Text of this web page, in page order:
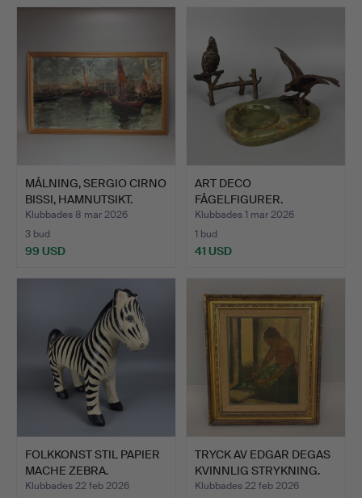
MÅLNING, SERGIO CIRNO
BISSI, HAMNUTSIKT.
Klubbades 8 mar 2026
3 bud
99 USD
ART DECO
FÅGELFIGURER.
Klubbades 1 mar 2026
1 bud
41 USD
FOLKKONST STIL PAPIER
MACHE ZEBRA.
Klubbades 22 feb 2026
TRYCK AV EDGAR DEGAS
KVINNLIG STRYKNING.
Klubbades 22 feb 2026